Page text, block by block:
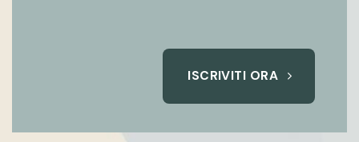
ISCRIVITI ORA